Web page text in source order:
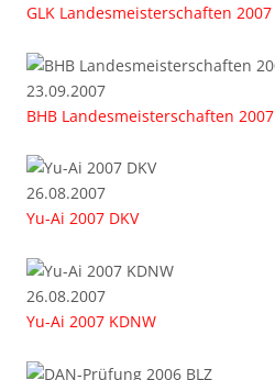
GLK Landesmeisterschaften 2007
23.09.2007
BHB Landesmeisterschaften 2007
26.08.2007
Yu-Ai 2007 DKV
26.08.2007
Yu-Ai 2007 KDNW